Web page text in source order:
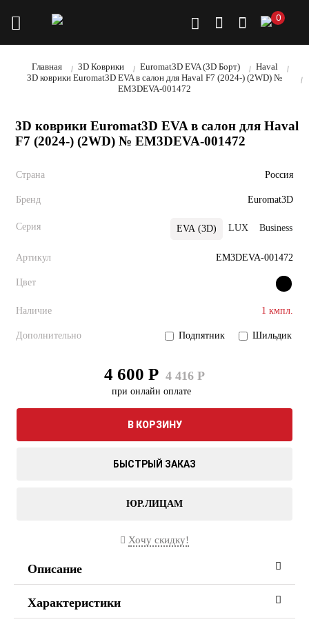
0
Главная 3D Коврики Euromat3D EVA (3D Борт)
Haval
3D коврики Euromat3D EVA в салон для Haval F7 (2024-) (2WD) №
EM3DEVA-001472
3D коврики Euromat3D EVA в салон для Haval
F7 (2024-) (2WD) № EM3DEVA-001472
Страна Россия
Бренд Euromat3D
Серия EVA (3D) LUX Business
Артикул EM3DEVA-001472
Цвет
Наличие 1 кмпл.
Дополнительно Подпятник Шильдик
4 600 Р 4 416 Р
при онлайн оплате
В КОРЗИНУ
БЫСТРЫЙ ЗАКАЗ
ЮР.ЛИЦАМ
Хочу скидку!
Описание
Характеристики